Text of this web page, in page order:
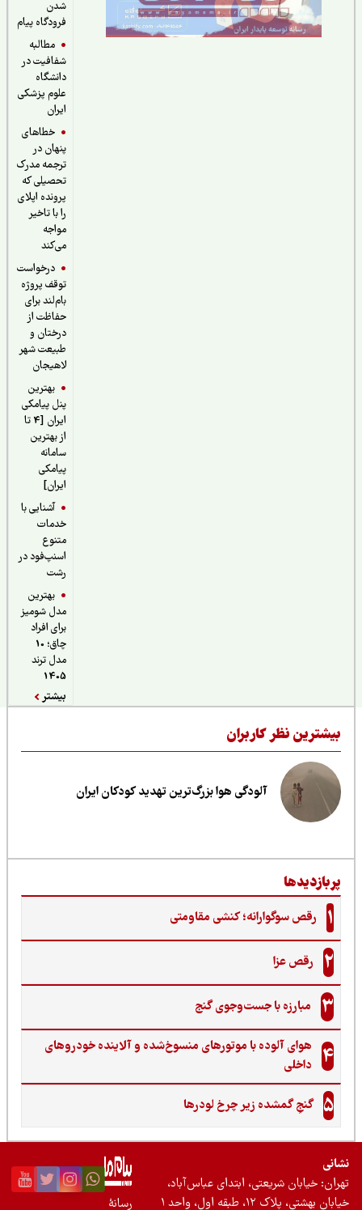
فرودگاه پیام
مطالبه
شفافیت در
دانشگاه
علوم پزشکی
خطاهای
پنهان در
ترجمه مدرک
تحصیلی که
پرونده اپلای
را با تاخیر
درخواست
توقف پروژه
بام‌لند برای
حفاظت از
درختان و
طبیعت شهر
لاهیجان
بهترین
پنل پیامکی
ایران [4 تا
از بهترین
سامانه
پیامکی
آشنایی با
خدمات
اسنپ‌فود در
بهترین
مدل شومیز
برای افراد
چاق؛ 10
مدل ترند
نظر کاربران
آلودگی هوا بزرگ‌ترین تهدید کودکان ایران
رقص سوگوارانه؛ کنشی مقاومتی
رقص عزا
مبارزه با جست‌وجوی گنج‌
هوای آلوده با موتورهای منسوخ‌شده و آلاینده خودروهای
داخلی
گنجِ گمشده زیر چرخ لودرها
خیابان شریعتی، ابتدای عباس‌آباد،
بهشتی، پلاک ۱۲، طبقه اول، واحد ۱